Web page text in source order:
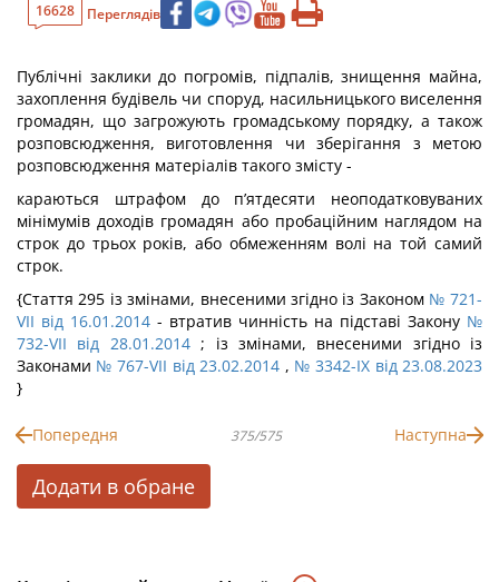
16628 Переглядів
Публічні заклики до погромів, підпалів, знищення майна,
захоплення будівель чи споруд, насильницького виселення
громадян, що загрожують громадському порядку, а також
розповсюдження, виготовлення чи зберігання з метою
розповсюдження матеріалів такого змісту -
караються штрафом до п’ятдесяти неоподатковуваних
мінімумів доходів громадян або пробаційним наглядом на
строк до трьох років, або обмеженням волі на той самий
строк.
{Стаття 295 із змінами, внесеними згідно із Законом № 721-
VII від 16.01.2014 - втратив чинність на підставі Закону №
732-VII від 28.01.2014; із змінами, внесеними згідно із
Законами № 767-VII від 23.02.2014 , № 3342-IX від 23.08.2023
}
Попередня 375/575 Наступна
Додати в обране